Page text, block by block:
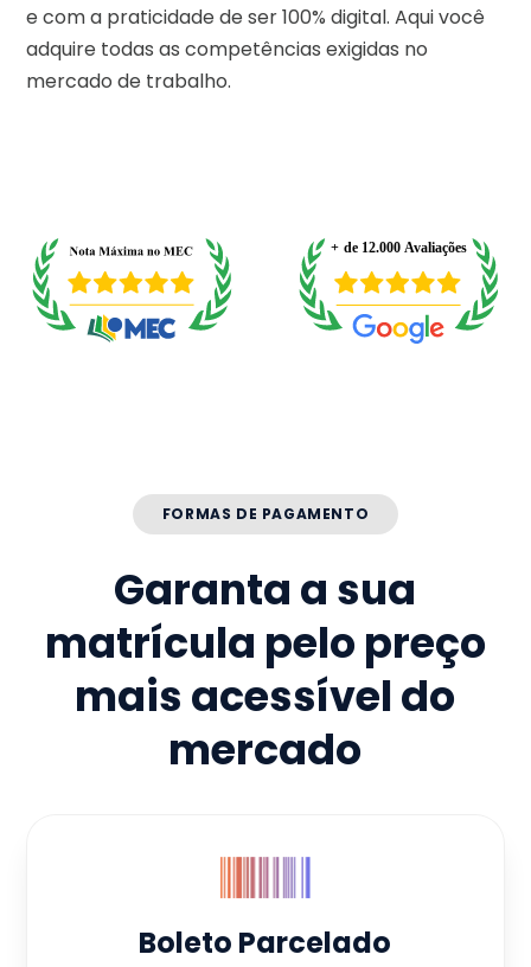
e com a praticidade de ser 100% digital. Aqui você
adquire todas as competências exigidas no
mercado de trabalho.
FORMAS DE PAGAMENTO
Garanta a sua
matrícula pelo preço
mais acessível do
mercado
Boleto Parcelado